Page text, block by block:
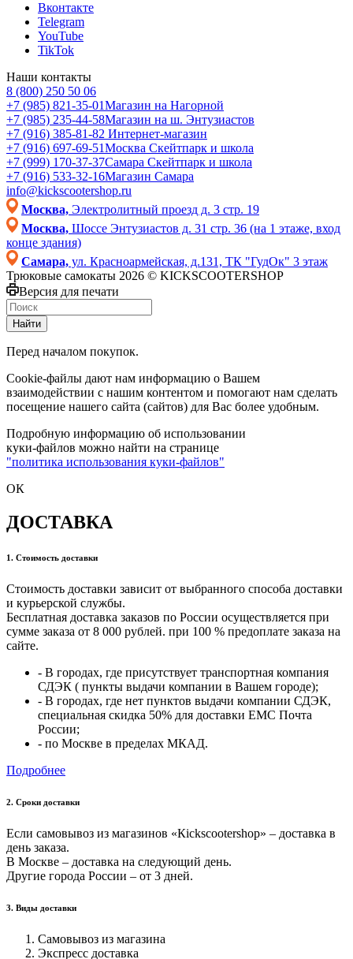
Вконтакте
Telegram
YouTube
TikTok
Наши контакты
8 (800) 250 50 06
+7 (985) 821-35-01Магазин на Нагорной
+7 (985) 235-44-58Магазин на ш. Энтузиастов
+7 (916) 385-81-82 Интернет-магазин
+7 (916) 697-69-51Москва Скейтпарк и школа
+7 (999) 170-37-37Самара Скейтпарк и школа
+7 (916) 533-32-16Магазин Самара
info@kickscootershop.ru
Москва, Электролитный проезд д. 3 стр. 19
Москва, Шоссе Энтузиастов д. 31 стр. 36 (на 1 этаже, вход
конце здания)
Самара, ул. Красноармейская, д.131, ТК "ГудОк" 3 этаж
Трюковые самокаты 2026 © KICKSCOOTERSHOP
Версия для печати
Найти
Перед началом покупок.
Cookie-файлы дают нам информацию о Вашем
взаимодействии с нашим контентом и помогают нам сделать
посещение нашего сайта (сайтов) для Вас более удобным.
Подробную информацию об использовании
куки-файлов можно найти на странице
"политика использования куки-файлов"
ОК
ДОСТАВКА
1. Стоимость доставки
Стоимость доставки зависит от выбранного способа доставки
и курьерской службы.
Бесплатная доставка заказов по России осуществляется при
сумме заказа от 8 000 рублей. при 100 % предоплате заказа на
сайте.
- В городах, где присутствует транспортная компания
СДЭК ( пункты выдачи компании в Вашем городе);
- В городах, где нет пунктов выдачи компании СДЭК,
специальная скидка 50% для доставки ЕМС Почта
России;
- по Москве в пределах МКАД.
Подробнее
2. Cроки доставки
Если самовывоз из магазинов «Кickscootershop» – доставка в
день заказа.
В Москве – доставка на следующий день.
Другие города России – от 3 дней.
3. Виды доставки
Самовывоз из магазина
Экспресс доставка